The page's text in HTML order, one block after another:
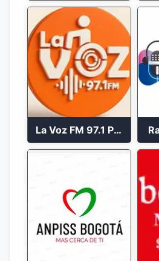
La Voz FM 97.1 Popayán en Vivo